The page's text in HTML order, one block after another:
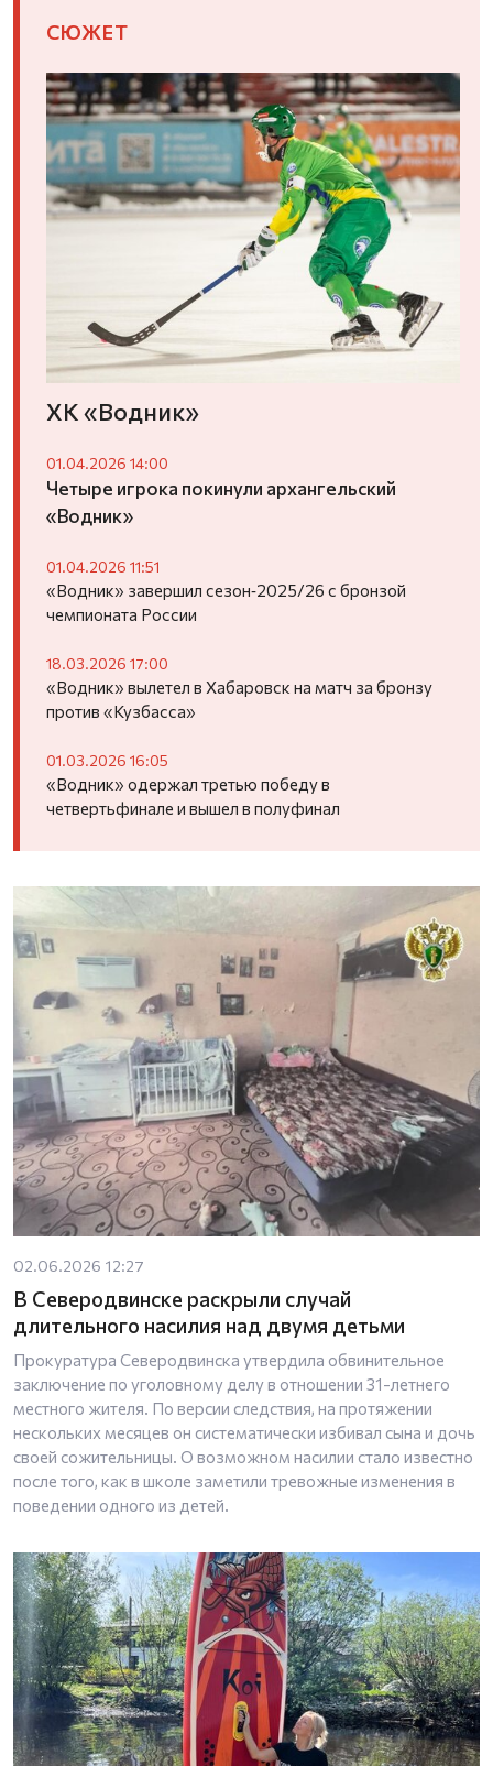
СЮЖЕТ
ХК «Водник»
01.04.2026 14:00
Четыре игрока покинули архангельский
«Водник»
01.04.2026 11:51
«Водник» завершил сезон‑2025/26 с бронзой
чемпионата России
18.03.2026 17:00
«Водник» вылетел в Хабаровск на матч за бронзу
против «Кузбасса»
01.03.2026 16:05
«Водник» одержал третью победу в
четвертьфинале и вышел в полуфинал
02.06.2026 12:27
В Северодвинске раскрыли случай
длительного насилия над двумя детьми
Прокуратура Северодвинска утвердила обвинительное
заключение по уголовному делу в отношении 31-летнего
местного жителя. По версии следствия, на протяжении
нескольких месяцев он систематически избивал сына и дочь
своей сожительницы. О возможном насилии стало известно
после того, как в школе заметили тревожные изменения в
поведении одного из детей.